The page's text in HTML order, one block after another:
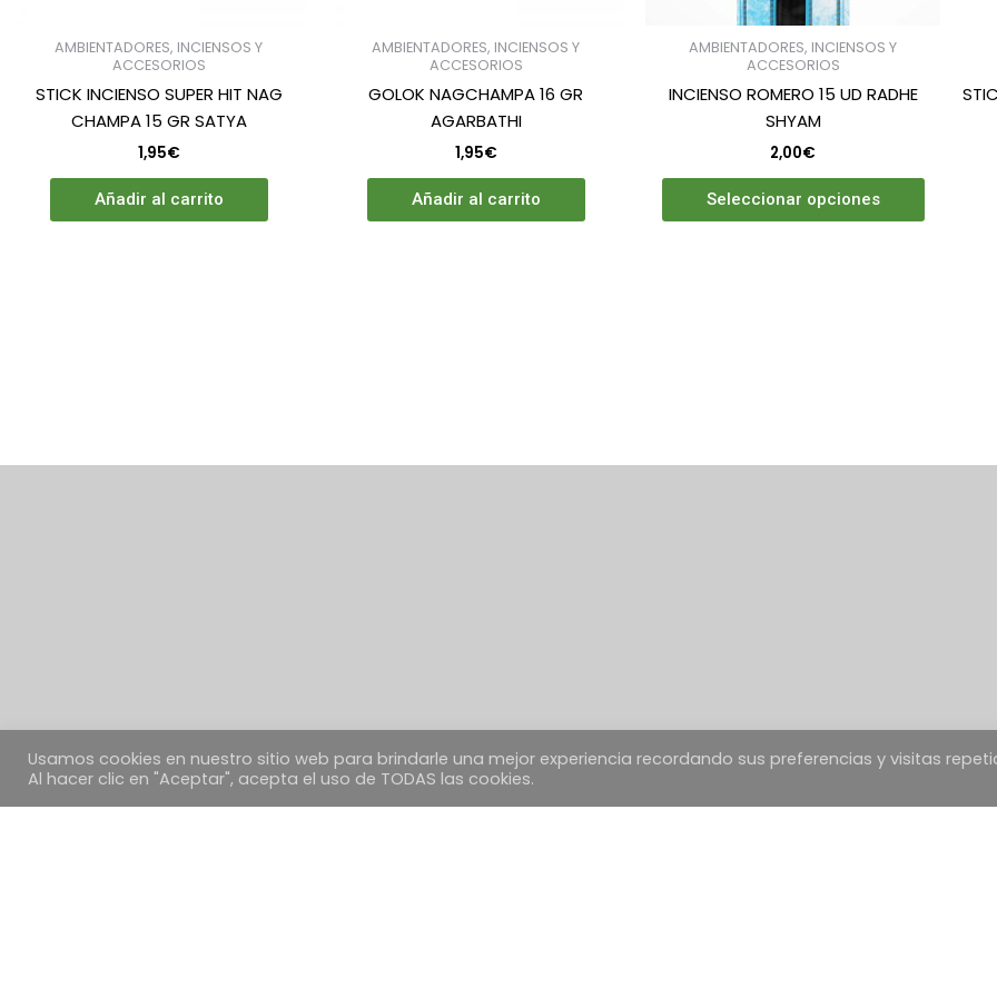
AMBIENTADORES, INCIENSOS Y
ACCESORIOS
STICK INCIENSO SUPER HIT NAG
CHAMPA 15 GR SATYA
1,95€
Añadir al carrito
AMBIENTADORES, INCIENSOS Y
ACCESORIOS
GOLOK NAGCHAMPA 16 GR
AGARBATHI
1,95€
Añadir al carrito
AMBIENTADORES, INCIENSOS Y
ACCESORIOS
INCIENSO ROMERO 15 UD RADHE
SHYAM
2,00€
Seleccionar opciones
TEXTOS LEGALES
Usamos cookies en nuestro sitio web para brindarle una mejor experiencia recordando sus preferencias y visitas
Al hacer clic en "Aceptar", acepta el uso de TODAS las cookies.